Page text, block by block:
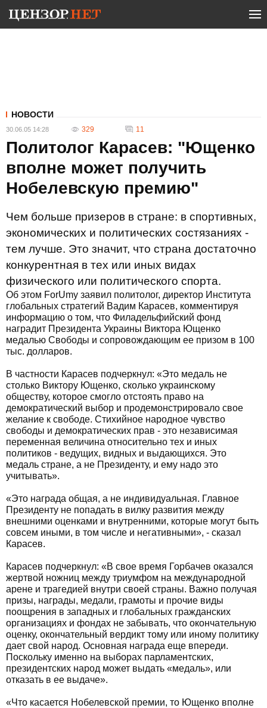
НОВОСТИ
30.06.05 14:28 329 11
Политолог Карасев: "Ющенко
вполне может получить
Нобелевскую премию"
Чем больше призеров в стране: в спортивных,
экономических и политических состязаниях -
тем лучше. Это значит, что страна достаточно
конкурентная в тех или иных видах
физического или политического спорта.
Об этом ForUmу заявил политолог, директор Института
глобальных стратегий Вадим Карасев, комментируя
информацию о том, что Филадельфийский фонд
наградит Президента Украины Виктора Ющенко
медалью Свободы и сопровождающим ее призом в 100
тыс. долларов.
В частности Карасев подчеркнул: «Это медаль не
столько Виктору Ющенко, сколько украинскому
обществу, которое смогло отстоять право на
демократический выбор и продемонстрировало свое
желание к свободе. Стихийное народное чувство
свободы и демократических прав - это независимая
переменная величина относительно тех и иных
политиков - ведущих, видных и выдающихся. Это
медаль стране, а не Президенту, и ему надо это
учитывать».
«Это награда общая, а не индивидуальная. Главное
Президенту не попадать в вилку развития между
внешними оценками и внутренними, которые могут быть
совсем иными, в том числе и негативными», - сказал
Карасев.
Карасев подчеркнул: «В свое время Горбачев оказался
жертвой ножниц между триумфом на международной
арене и трагедией внутри своей страны. Важно получая
призы, награды, медали, грамоты и прочие виды
поощрения в западных и глобальных гражданских
организациях и фондах не забывать, что окончательную
оценку, окончательный вердикт тому или иному политику
дает свой народ. Основная награда еще впереди.
Поскольку именно на выборах парламентских,
президентских народ может выдать «медаль», или
отказать в ее выдаче».
«Что касается Нобелевской премии, то Ющенко вполне